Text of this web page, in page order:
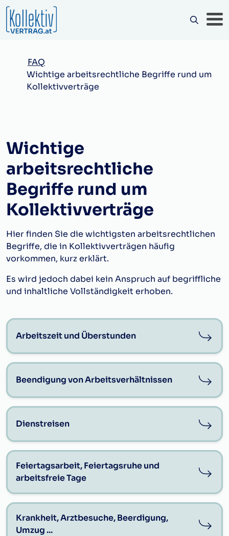
FAQ
Wichtige arbeitsrechtliche Begriffe rund um
Kollektivverträge
Wichtige
arbeitsrechtliche
Begriffe rund um
Kollektivverträge
Hier finden Sie die wichtigsten arbeitsrechtlichen
Begriffe, die in Kollektivverträgen häufig
vorkommen, kurz erklärt.
Es wird jedoch dabei kein Anspruch auf begriffliche
und inhaltliche Vollständigkeit erhoben.
Arbeitszeit und Überstunden
Beendigung von Arbeitsverhältnissen
Dienstreisen
Feiertagsarbeit, Feiertagsruhe und
arbeitsfreie Tage
Krankheit, Arztbesuche, Beerdigung,
Umzug ...